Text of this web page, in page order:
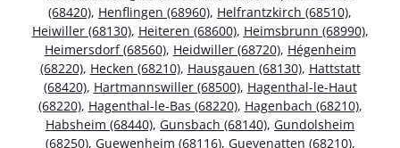
(68420), Henflingen (68960), Helfrantzkirch (68510),
Heiwiller (68130), Heiteren (68600), Heimsbrunn (68990),
Heimersdorf (68560), Heidwiller (68720), Hégenheim
(68220), Hecken (68210), Hausgauen (68130), Hattstatt
(68420), Hartmannswiller (68500), Hagenthal-le-Haut
(68220), Hagenthal-le-Bas (68220), Hagenbach (68210),
Habsheim (68440), Gunsbach (68140), Gundolsheim
(68250), Guewenheim (68116), Guevenatten (68210),